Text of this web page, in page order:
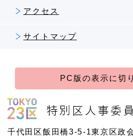
アクセス
サイトマップ
PC版の表示に切
千代田区飯田橋3-5-1東京区政